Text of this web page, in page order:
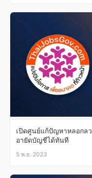
เปิดศูนย์แก้ปัญหาหลอกลว
อายัดบัญชีได้ทันที
5 พ.ย. 2023